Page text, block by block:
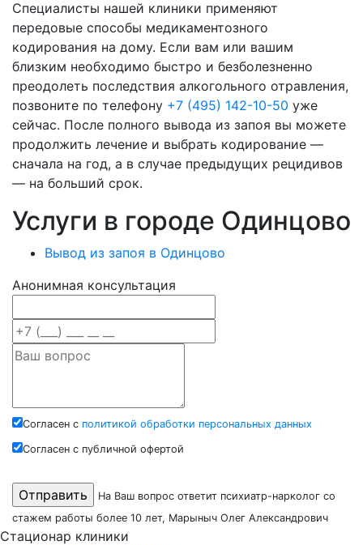
Специалисты нашей клиники применяют
передовые способы медикаментозного
кодирования на дому. Если вам или вашим
близким необходимо быстро и безболезненно
преодолеть последствия алкогольного отравления,
позвоните по телефону +7 (495) 142-10-50 уже
сейчас. После полного вывода из запоя вы можете
продолжить лечение и выбрать кодирование —
сначала на год, а в случае предыдущих рецидивов
— на больший срок.
Услуги в городе Одинцово
Вывод из запоя в Одинцово
Анонимная консультация
Согласен с политикой обработки персональных данных
Согласен с публичной офертой
На Ваш вопрос ответит психиатр-нарколог со
стажем работы более 10 лет, Марыныч Олег Александрович
Стационар клиники